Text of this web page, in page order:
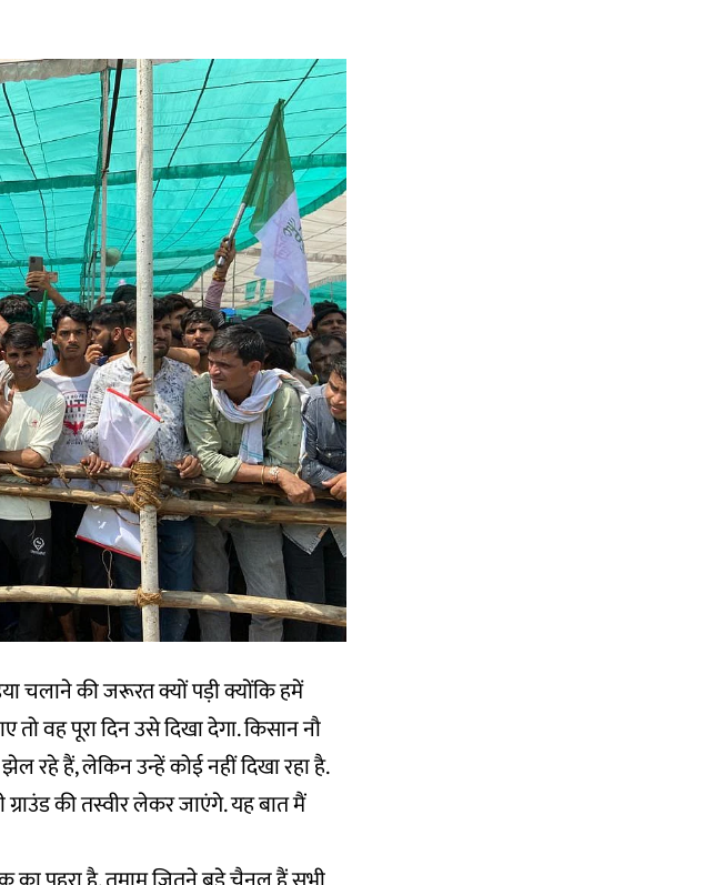
चलाने की जरूरत क्यों पड़ी क्योंकि हमें
तो वह पूरा दिन उसे दिखा देगा. किसान नौ
रहे हैं, लेकिन उन्हें कोई नहीं दिखा रहा है.
की तस्वीर लेकर जाएंगे. यह बात मैं